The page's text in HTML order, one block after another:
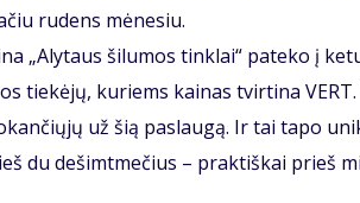
rudens mėnesiu.
„Alytaus šilumos tinklai“ pateko į
tiekėjų, kuriems kainas tvirtina
už šią paslaugą. Ir tai tapo
du dešimtmečius – praktiškai prieš